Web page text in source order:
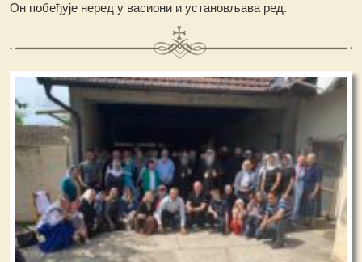
Он побеђује неред у васиони и установљава ред.